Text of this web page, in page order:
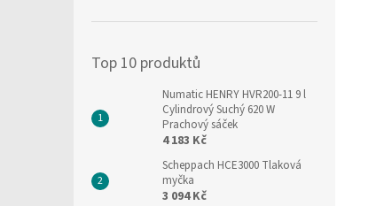
Top 10 produktů
Numatic HENRY HVR200-11 9 l
Cylindrový Suchý 620 W
Prachový sáček
4 183 Kč
Scheppach HCE3000 Tlaková
myčka
3 094 Kč